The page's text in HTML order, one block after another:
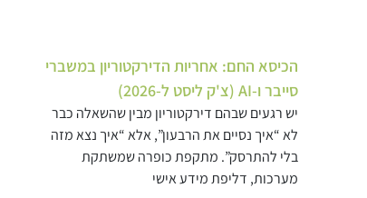
הכיסא החם: אחריות הדירקטוריון במשברי
סייבר ו-AI (צ'ק ליסט ל-2026)
יש רגעים שבהם דירקטוריון מבין שהשאלה כבר
לא “איך נסיים את הרבעון”, אלא “איך נצא מזה
בלי להתרסק”. מתקפת כופרה שמשתקת
מערכות, דליפת מידע אישי